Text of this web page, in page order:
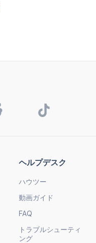
ヘルプデスク
ハウツー
動画ガイド
FAQ
トラブルシューティ
ング